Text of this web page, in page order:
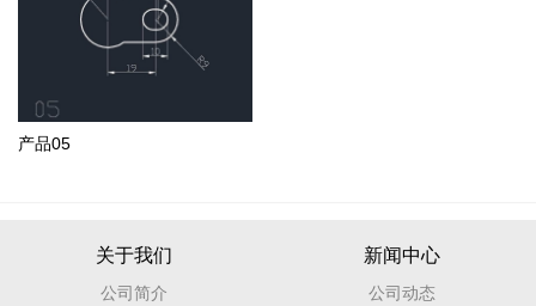
产品05
关于我们
公司简介
新闻中心
公司动态